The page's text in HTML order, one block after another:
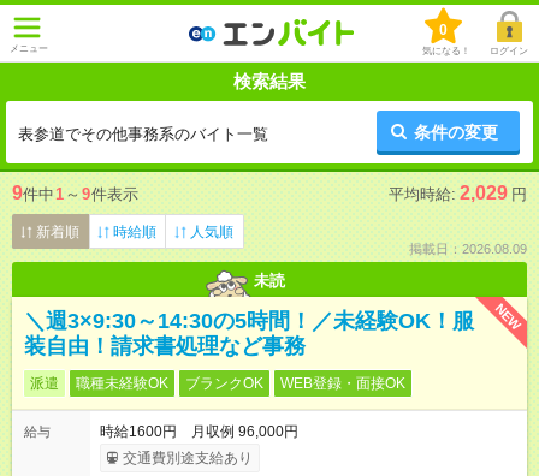
メニュー
0
気になる！ ログイン
検索結果
表参道でその他事務系のバイト一覧 条件の変更
9件中1 ～ 9件表示 平均時給: 2,029 円
新着順 時給順 人気順
掲載日：2026.08.09
未読
NEW
＼週3×9:30～14:30の5時間！／未経験OK！服
装自由！請求書処理など事務
派遣 職種未経験OK ブランクOK WEB登録・面接OK
給与
時給1600円 月収例 96,000円
交通費別途支給あり